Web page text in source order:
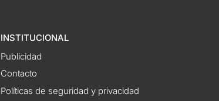
INSTITUCIONAL
Publicidad
Contacto
Políticas de seguridad y privacidad